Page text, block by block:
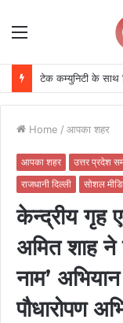
प्रदर्शनी सौहार्द और
Home / आपका शहर
आपका शहर उत्तर प्रदेश
राजधानी दिल्ली
सोशल
केन्द्रीय गृह
अमित शाह ने
नाम’
पौधारोपण